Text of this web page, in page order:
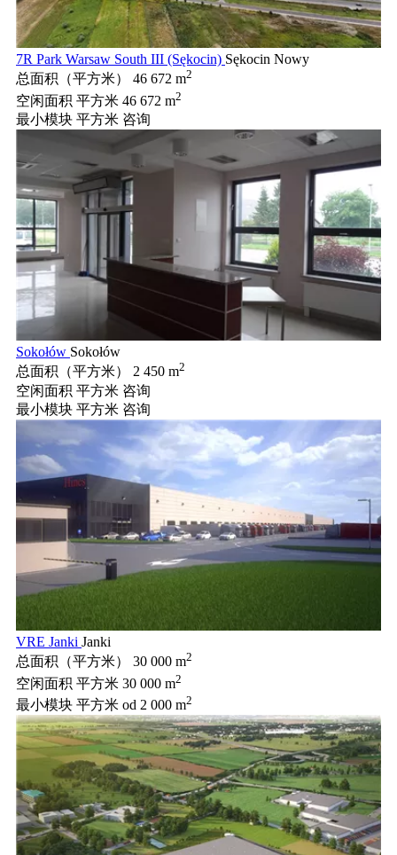
7R Park Warsaw South III (Sękocin) Sękocin Nowy
总面积（平方米）
46 672 m2
空闲面积 平方米 46 672 m2
最小模块 平方米 咨询
Sokołów Sokołów
总面积（平方米）
2 450 m2
空闲面积 平方米 咨询
最小模块 平方米 咨询
VRE Janki Janki
总面积（平方米）
30 000 m2
空闲面积 平方米 30 000 m2
最小模块 平方米 od 2 000 m2